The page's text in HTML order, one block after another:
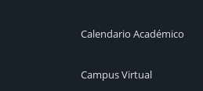
Calendario Académico
Campus Virtual